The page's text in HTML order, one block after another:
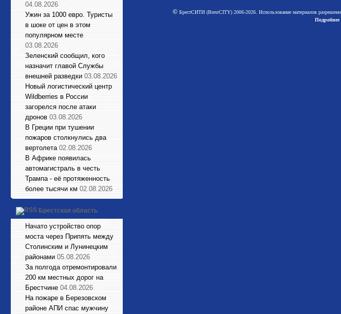
04.08.2026
Ужин за 1000 евро. Туристы
в шоке от цен в этом
популярном месте
03.08.2026
Зеленский сообщил, кого
назначит главой Службы
внешней разведки 03.08.2026
Новый логистический центр
Wildberries в России
загорелся после атаки
дронов 03.08.2026
В Греции при тушении
пожаров столкнулись два
вертолета 02.08.2026
В Африке появилась
автомагистраль в честь
Трампа - её протяженность
более тысячи км 02.08.2026
Брестская область
Начато устройство опор
моста через Припять между
Столинским и Лунинецким
районами 05.08.2026
За полгода отремонтировали
200 км местных дорог на
Брестчине 04.08.2026
На пожаре в Березовском
районе АПИ спас мужчину
©БрестСИТИ (BrestCITY) 2006-2026. Использование материалов
Подробнее